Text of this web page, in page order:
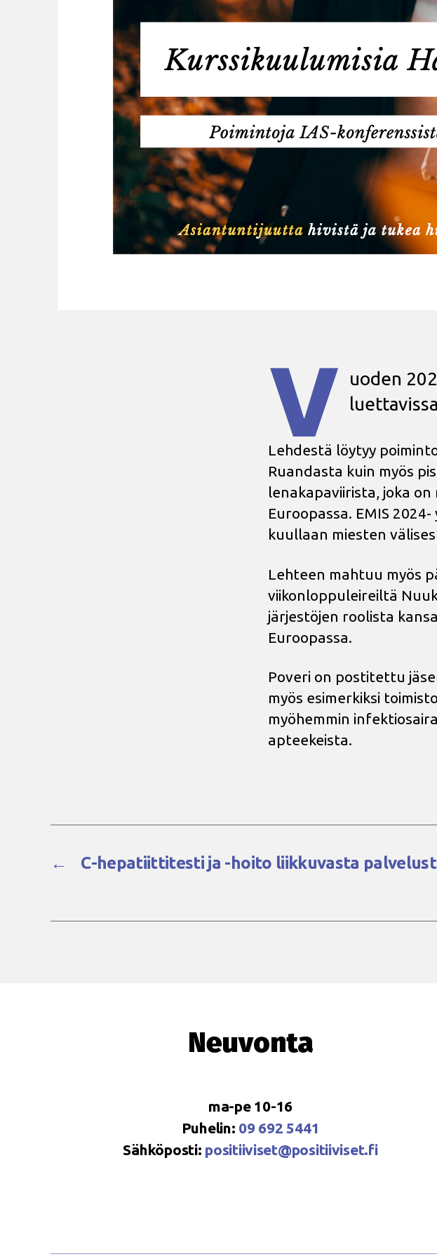
V
uoden
luettavissa
Lehdestä löytyy
Ruandasta kuin myös
lenakapaviirista, joka
Euroopassa. EMIS
kuullaan miesten
Lehteen mahtuu myös
viikonloppuleireiltä
järjestöjen roolista
Euroopassa.
Poveri on postitettu
myös esimerkiksi
myöhemmin
apteekeista.
← C-hepatiittitesti ja -hoito liikkuvasta
Neuvonta
ma-pe 10-16
Puhelin: 09 692 5441
Sähköposti: positiiviset@positiiviset.fi